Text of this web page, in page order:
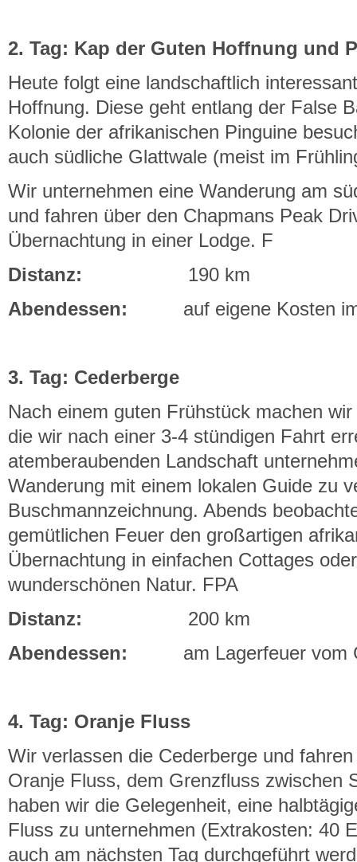
2. Tag: Kap der Guten Hoffnung und
Heute folgt eine landschaftlich
Hoffnung. Diese geht entlang der False
Kolonie der afrikanischen Pinguine
auch südliche Glattwale (meist im
Wir unternehmen eine Wanderung am
und fahren über den Chapmans Peak
Übernachtung in einer Lodge. F
Distanz: 190 km
Abendessen: auf eigene Kosten im
3. Tag: Cederberge
Nach einem guten Frühstück machen
die wir nach einer 3-4 stündigen Fahrt
atemberaubenden Landschaft
Wanderung mit einem lokalen Guide zu
Buschmannzeichnung. Abends
gemütlichen Feuer den großartigen
Übernachtung in einfachen Cottages
wunderschönen Natur. FPA
Distanz: 200 km
Abendessen: am Lagerfeuer vom
4. Tag: Oranje Fluss
Wir verlassen die Cederberge und
Oranje Fluss, dem Grenzfluss zwischen
haben wir die Gelegenheit, eine
Fluss zu unternehmen (Extrakosten: 40
auch am nächsten Tag durchgeführt